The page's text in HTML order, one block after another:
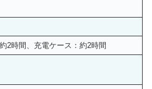
2時間、充電ケース：約2時間